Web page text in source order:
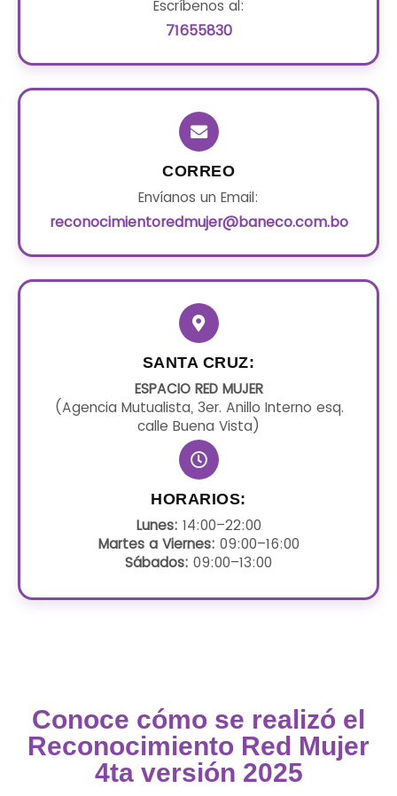
Escríbenos al:
71655830
CORREO
Envíanos un Email:
reconocimientoredmujer@baneco.com.bo
SANTA CRUZ:
ESPACIO RED MUJER
(Agencia Mutualista, 3er. Anillo Interno esq.
calle Buena Vista)
HORARIOS:
Lunes: 14:00–22:00
Martes a Viernes: 09:00–16:00
Sábados: 09:00–13:00
Conoce cómo se realizó el
Reconocimiento Red Mujer
4ta versión 2025